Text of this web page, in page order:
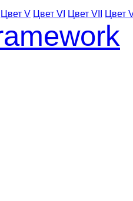
Цвет V Цвет VI Цвет VII Цвет